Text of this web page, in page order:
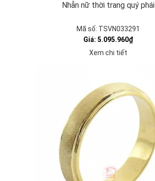
Nhẫn nữ thời trang quý phái
Mã số: TSVN033291
Giá: 5.095.960₫
Xem chi tiết